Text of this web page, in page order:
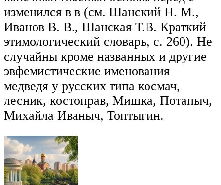
изменился в в (см. Шанский Н. М.,
Иванов В. В., Шанская Т.В. Краткий
этимологический словарь, с. 260). Не
случайны кроме названных и другие
эвфемистические именования
медведя у русских типа космач,
лесник, костоправ, Мишка, Потапыч,
Михайла Иваныч, Топтыгин.